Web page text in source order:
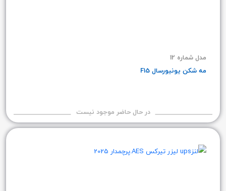
مدل شماره 12
مه شکن یونیورسال F15
در حال حاضر موجود نیست